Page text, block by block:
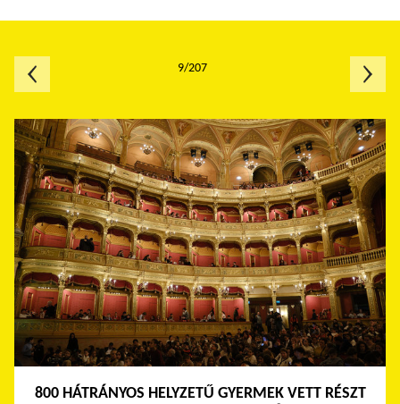
800 HÁTRÁNYOS HELYZETŰ GYERMEK VETT RÉSZT
9/207